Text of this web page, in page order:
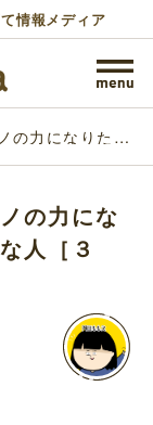
情報メディア
の力になりたい
の力にな
人［３